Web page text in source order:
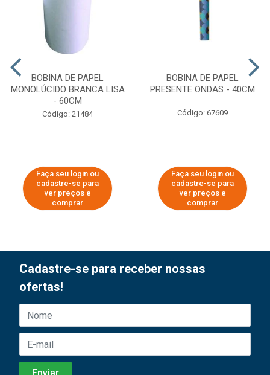
BOBINA DE PAPEL
MONOLÚCIDO BRANCA LISA
- 60CM
Código: 21484
Faça seu login ou
cadastre-se para
ver preços e
comprar
BOBINA DE PAPEL
PRESENTE ONDAS - 40CM
Código: 67609
Faça seu login ou
cadastre-se para
ver preços e
comprar
Cadastre-se para receber nossas
ofertas!